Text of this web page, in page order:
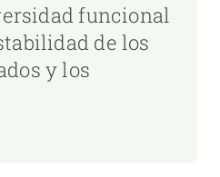
funcional
de los
y los